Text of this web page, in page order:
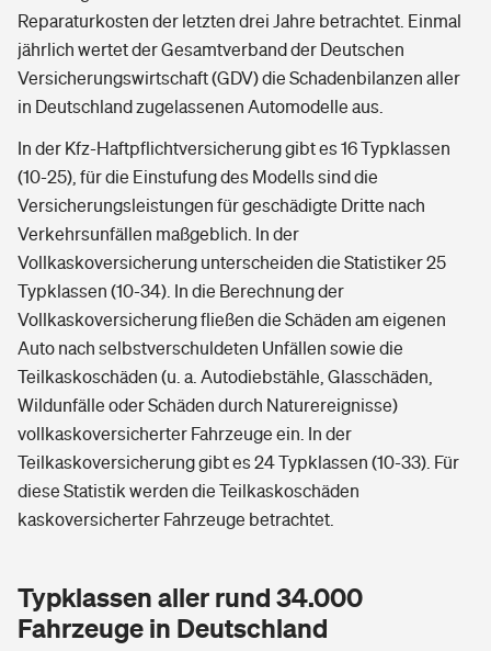
Reparaturkosten der letzten drei Jahre betrachtet. Einmal
jährlich wertet der Gesamtverband der Deutschen
Versicherungswirtschaft (GDV) die Schadenbilanzen aller
in Deutschland zugelassenen Automodelle aus.
In der Kfz-Haftpflichtversicherung gibt es 16 Typklassen
(10-25), für die Einstufung des Modells sind die
Versicherungsleistungen für geschädigte Dritte nach
Verkehrsunfällen maßgeblich. In der
Vollkaskoversicherung unterscheiden die Statistiker 25
Typklassen (10-34). In die Berechnung der
Vollkaskoversicherung fließen die Schäden am eigenen
Auto nach selbstverschuldeten Unfällen sowie die
Teilkaskoschäden (u. a. Autodiebstähle, Glasschäden,
Wildunfälle oder Schäden durch Naturereignisse)
vollkaskoversicherter Fahrzeuge ein. In der
Teilkaskoversicherung gibt es 24 Typklassen (10-33). Für
diese Statistik werden die Teilkaskoschäden
kaskoversicherter Fahrzeuge betrachtet.
Typklassen aller rund 34.000
Fahrzeuge in Deutschland